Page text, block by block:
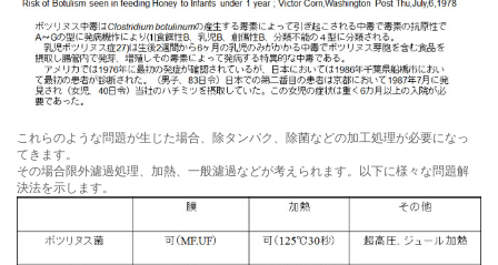
これらのような問題が生じた場合、除タンパク、除菌などの加工処理が必要になっ
てきます。
その場合限外濾過処理、加熱、一般濾過などが考えられます。以下に様々な問題解
決法を示します。